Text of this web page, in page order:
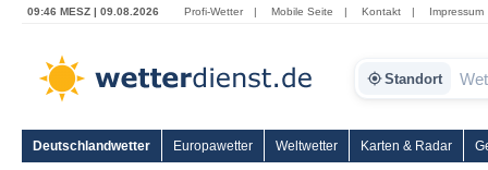
09:46 MESZ | 09.08.2026 Profi-Wetter | Mobile Seite | Kontakt | Impressum
Standort
Deutschlandwetter Europawetter Weltwetter Karten & Radar